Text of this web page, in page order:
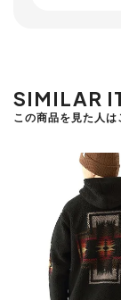
SIMILAR
この商品を見た人